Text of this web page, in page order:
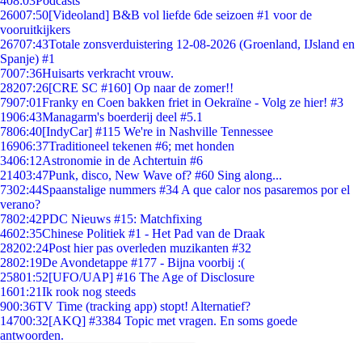
26007:50[Videoland] B&B vol liefde 6de seizoen #1 voor de
vooruitkijkers
26707:43Totale zonsverduistering 12-08-2026 (Groenland, IJsland en
Spanje) #1
7007:36Huisarts verkracht vrouw.
28207:26[CRE SC #160] Op naar de zomer!!
7907:01Franky en Coen bakken friet in Oekraïne - Volg ze hier! #3
1906:43Managarm's boerderij deel #5.1
7806:40[IndyCar] #115 We're in Nashville Tennessee
16906:37Traditioneel tekenen #6; met honden
3406:12Astronomie in de Achtertuin #6
21403:47Punk, disco, New Wave of? #60 Sing along...
7302:44Spaanstalige nummers #34 A que calor nos pasaremos por el
verano?
7802:42PDC Nieuws #15: Matchfixing
4602:35Chinese Politiek #1 - Het Pad van de Draak
28202:24Post hier pas overleden muzikanten #32
2802:19De Avondetappe #177 - Bijna voorbij :(
25801:52[UFO/UAP] #16 The Age of Disclosure
1601:21Ik rook nog steeds
900:36TV Time (tracking app) stopt! Alternatief?
14700:32[AKQ] #3384 Topic met vragen. En soms goede
antwoorden.